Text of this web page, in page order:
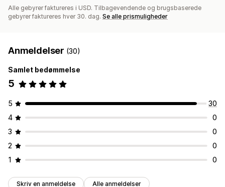
Alle gebyrer faktureres i USD. Tilbagevendende og brugsbaserede
gebyrer faktureres hver 30. dag. Se alle prismuligheder
Anmeldelser (30)
Samlet bedømmelse
5
5
30
4
0
3
0
2
0
1
0
Skriv en anmeldelse Alle anmeldelser